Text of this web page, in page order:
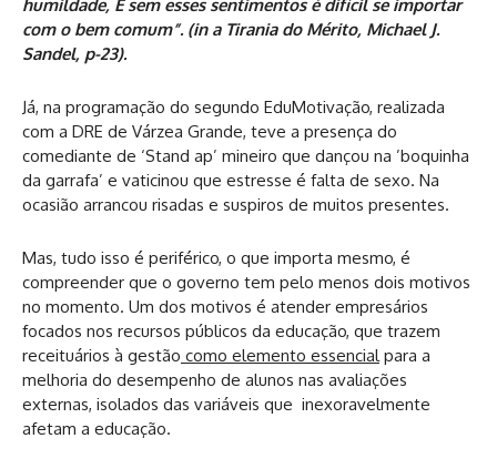
humildade, E sem esses sentimentos é difícil se importar
com o bem comum”. (in a Tirania do Mérito, Michael J.
Sandel, p-23).
Já, na programação do segundo EduMotivação, realizada
com a DRE de Várzea Grande, teve a presença do
comediante de ‘Stand ap’ mineiro que dançou na ’boquinha
da garrafa’ e vaticinou que estresse é falta de sexo. Na
ocasião arrancou risadas e suspiros de muitos presentes.
Mas, tudo isso é periférico, o que importa mesmo, é
compreender que o governo tem pelo menos dois motivos
no momento. Um dos motivos é atender empresários
focados nos recursos públicos da educação, que trazem
receituários à gestão como elemento essencial para a
melhoria do desempenho de alunos nas avaliações
externas, isolados das variáveis que inexoravelmente
afetam a educação.